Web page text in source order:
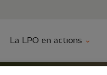
La LPO en actions